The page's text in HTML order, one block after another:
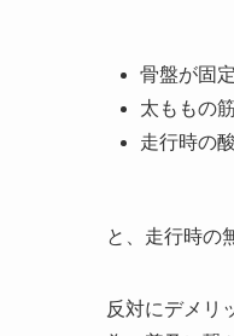
骨盤が固
太ももの
走行時の
と、走行時の
反対にデメリ